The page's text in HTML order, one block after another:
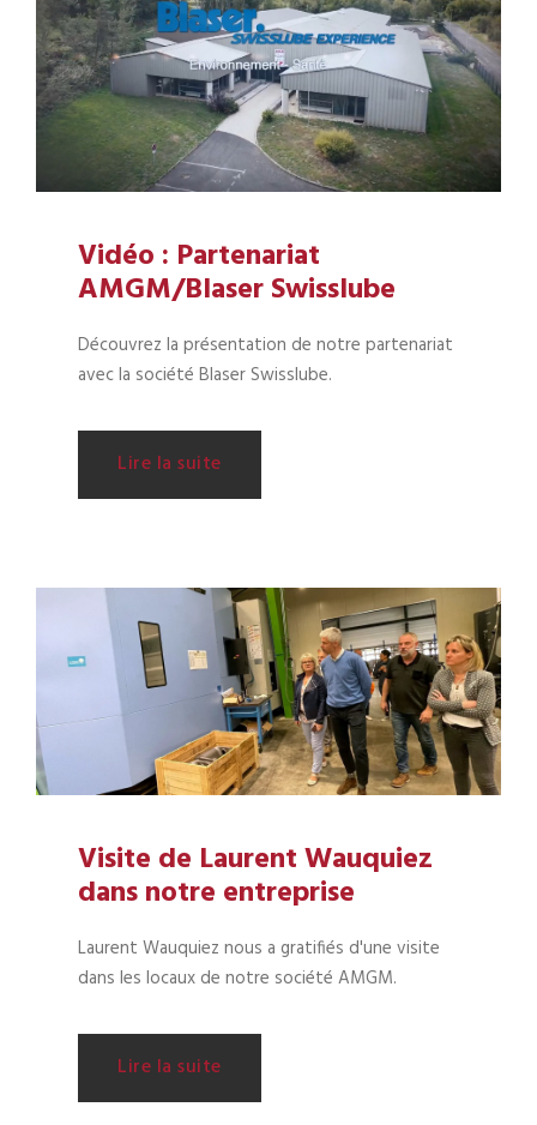
Vidéo : Partenariat
AMGM/Blaser Swisslube
Découvrez la présentation de notre partenariat
avec la société Blaser Swisslube.
Lire la suite
Visite de Laurent Wauquiez
dans notre entreprise
Laurent Wauquiez nous a gratifiés d'une visite
dans les locaux de notre société AMGM.
Lire la suite